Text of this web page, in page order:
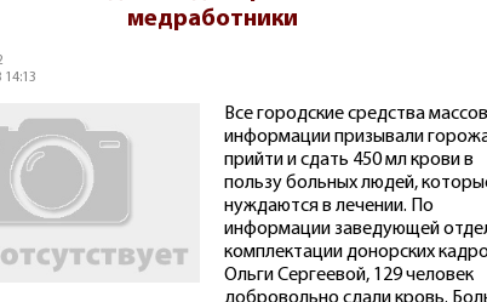
медработники
Все городские средства
информации призывали
прийти и сдать 450 мл крови в
пользу больных людей,
нуждаются в лечении. По
информации заведующей
комплектации донорских
Ольги Сергеевой, 129 человек